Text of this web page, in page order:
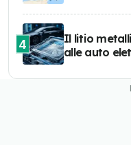
4
Il litio
alle auto